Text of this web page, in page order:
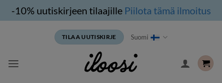
-10% uutiskirjeen tilaajille Piilota tämä ilmoitus
TILAA UUTISKIRJE Suomi